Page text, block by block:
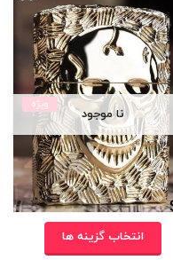
ویژه
نا موجود
انتخاب گزینه ها